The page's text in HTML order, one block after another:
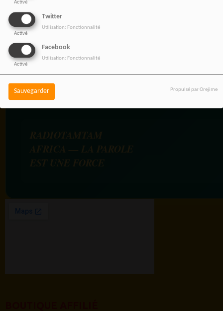
Activé
Twitter
Activé
Utilisation: Fonctionnalité
Facebook
Activé
Utilisation: Fonctionnalité
Sauvegarder Propulsé par Orejime
Rejoignez une équipe engagée
innovante et tournée vers